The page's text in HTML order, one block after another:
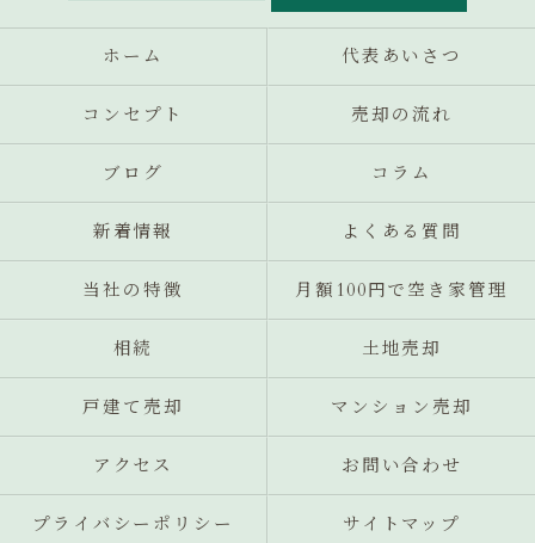
ホーム 代表あいさつ
コンセプト 売却の流れ
ブログ コラム
新着情報 よくある質問
当社の特徴 月額100円で空き家管理
相続 土地売却
戸建て売却 マンション売却
アクセス お問い合わせ
プライバシーポリシー サイトマップ